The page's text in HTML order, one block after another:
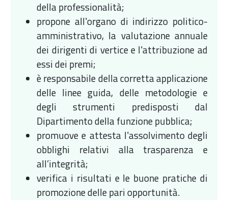
della professionalità;
propone all'organo di indirizzo politico-
amministrativo, la valutazione annuale
dei dirigenti di vertice e l'attribuzione ad
essi dei premi;
è responsabile della corretta applicazione
delle linee guida, delle metodologie e
degli strumenti predisposti dal
Dipartimento della funzione pubblica;
promuove e attesta l'assolvimento degli
obblighi relativi alla trasparenza e
all’integrità;
verifica i risultati e le buone pratiche di
promozione delle pari opportunità.